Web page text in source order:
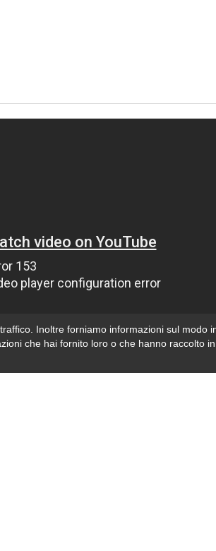
Inoltre forniamo informazioni sul modo
che hai fornito loro o che hanno raccolto